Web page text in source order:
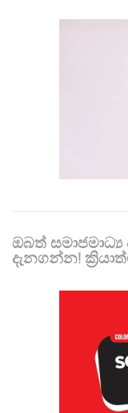
ඔබත්
දැනගන්න!